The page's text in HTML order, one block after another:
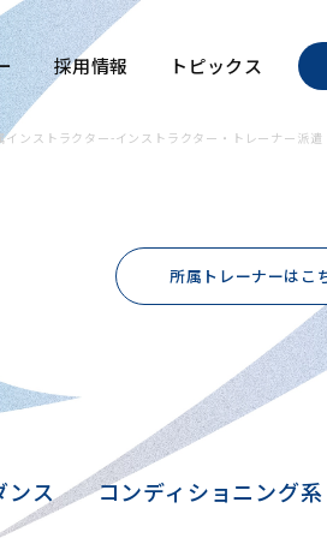
採用情報 トピックス
インストラクター-インストラクター・トレーナー派
所属トレーナーはこ
ンス コンディショニング系